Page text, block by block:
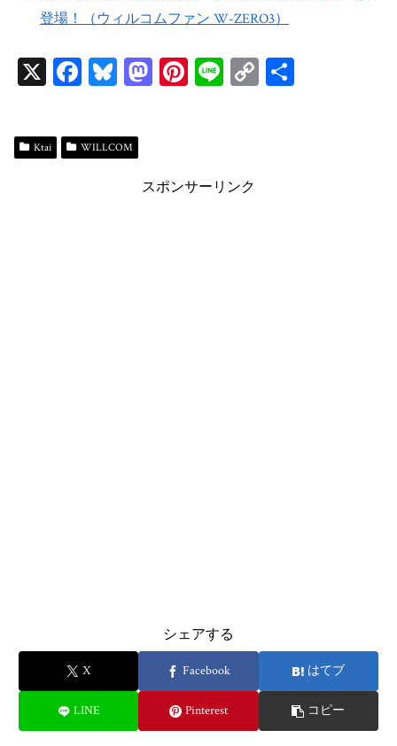
登場！（ウィルコムファン W-ZERO3）
X Fa
bo
ok
Bl
sk
y
M
n
Pi
t
Li C
Ktai WILLCOM
スポンサーリンク
シェアする
X Facebook はてブ
LINE Pinterest コピー